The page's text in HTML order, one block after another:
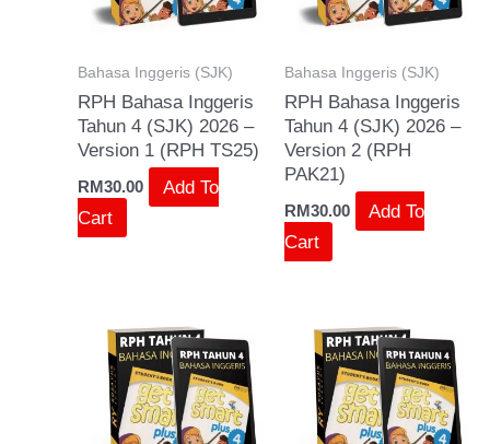
Bahasa Inggeris (SJK)
RPH Bahasa Inggeris
Tahun 4 (SJK) 2026 –
Version 1 (RPH TS25)
RM30.00
Add To
Cart
Bahasa Inggeris (SJK)
RPH Bahasa Inggeris
Tahun 4 (SJK) 2026 –
Version 2 (RPH
PAK21)
RM30.00
Add To
Cart